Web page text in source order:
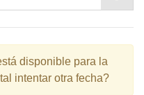
disponible para la
intentar otra fecha?